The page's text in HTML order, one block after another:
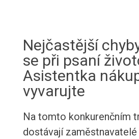
Nejčastější
se při psaní
Asistentka
vyvarujte
Na tomto konkurenčním
dostávají